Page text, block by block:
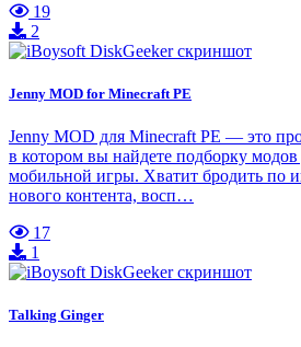
19
2
Jenny MOD for Minecraft PE
Jenny MOD для Minecraft PE — это
в котором вы найдете подборку
мобильной игры. Хватит бродить по
нового контента, восп…
17
1
Talking Ginger